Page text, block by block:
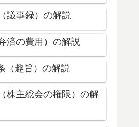
議事録）の解説
済の費用）の解説
（趣旨）の解説
株主総会の権限）の解